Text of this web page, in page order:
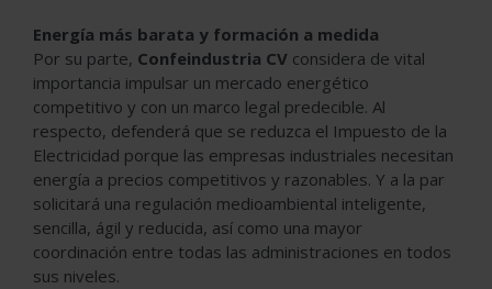
Energía más barata y formación a medida
Por su parte, Confeindustria CV considera de vital
importancia impulsar un mercado energético
competitivo y con un marco legal predecible. Al
respecto, defenderá que se reduzca el Impuesto de la
Electricidad porque las empresas industriales necesitan
energía a precios competitivos y razonables. Y a la par
solicitará una regulación medioambiental inteligente,
sencilla, ágil y reducida, así como una mayor
coordinación entre todas las administraciones en todos
sus niveles.